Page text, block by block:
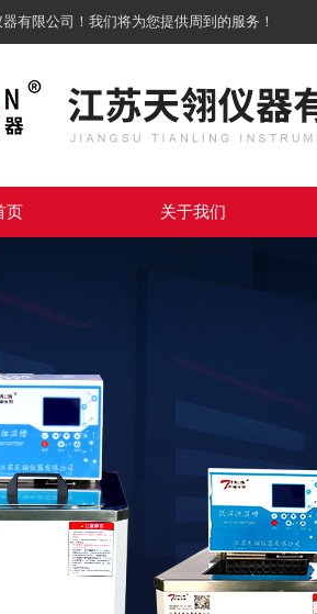
有限公司！我们将为您提供周到的服务！
页 关于我们